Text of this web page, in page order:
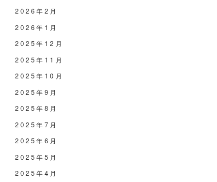
2026年2月
2026年1月
2025年12月
2025年11月
2025年10月
2025年9月
2025年8月
2025年7月
2025年6月
2025年5月
2025年4月